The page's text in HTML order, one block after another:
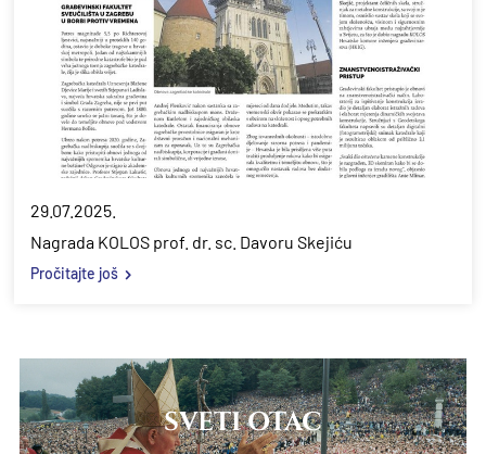
29.07.2025.
Nagrada KOLOS prof. dr. sc. Davoru Skejiću
Pročitajte još
SVETI OTAC